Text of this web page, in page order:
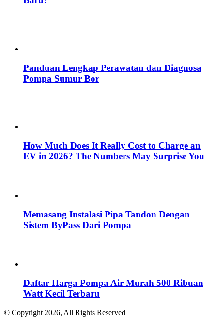
Panduan Lengkap Perawatan dan Diagnosa
Pompa Sumur Bor
How Much Does It Really Cost to Charge an
EV in 2026? The Numbers May Surprise You
Memasang Instalasi Pipa Tandon Dengan
Sistem ByPass Dari Pompa
Daftar Harga Pompa Air Murah 500 Ribuan
Watt Kecil Terbaru
© Copyright 2026, All Rights Reserved